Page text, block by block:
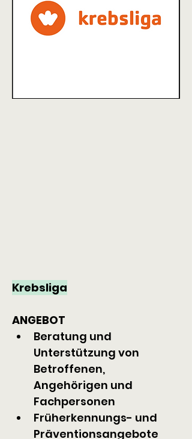
Krebsliga
ANGEBOT
Beratung und
Unterstützung von
Betroffenen,
Angehörigen und
Fachpersonen
Früherkennungs- und
Präventionsangebote